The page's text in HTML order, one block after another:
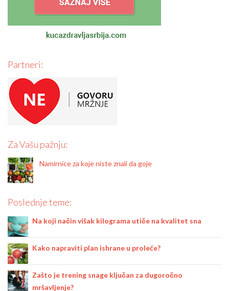
Partneri:
Za Vašu pažnju:
Namirnice za koje niste znali da goje
Poslednje teme:
Na koji način višak kilograma utiče na kvalitet sna
Kako napraviti plan ishrane u proleće?
Zašto je trening snage ključan za dugoročno
mršavljenje?